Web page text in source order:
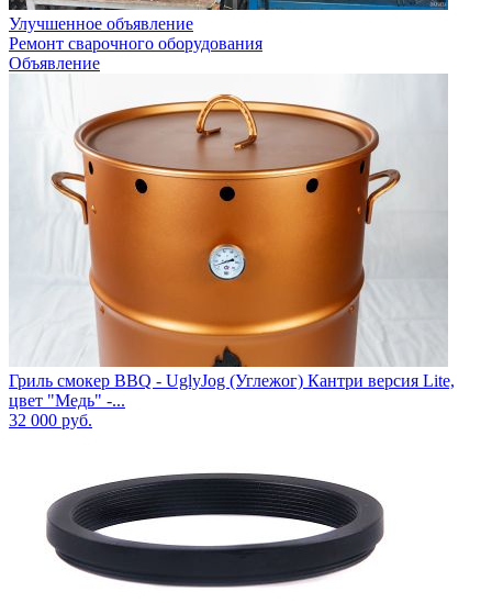
Улучшенное объявление
Ремонт сварочного оборудования
Объявление
Гриль смокер BBQ - UglyJog (Углежог) Кантри версия Lite,
цвет "Медь" -...
32 000 руб.